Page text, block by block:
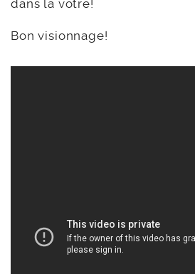
dans la votre!
Bon visionnage!